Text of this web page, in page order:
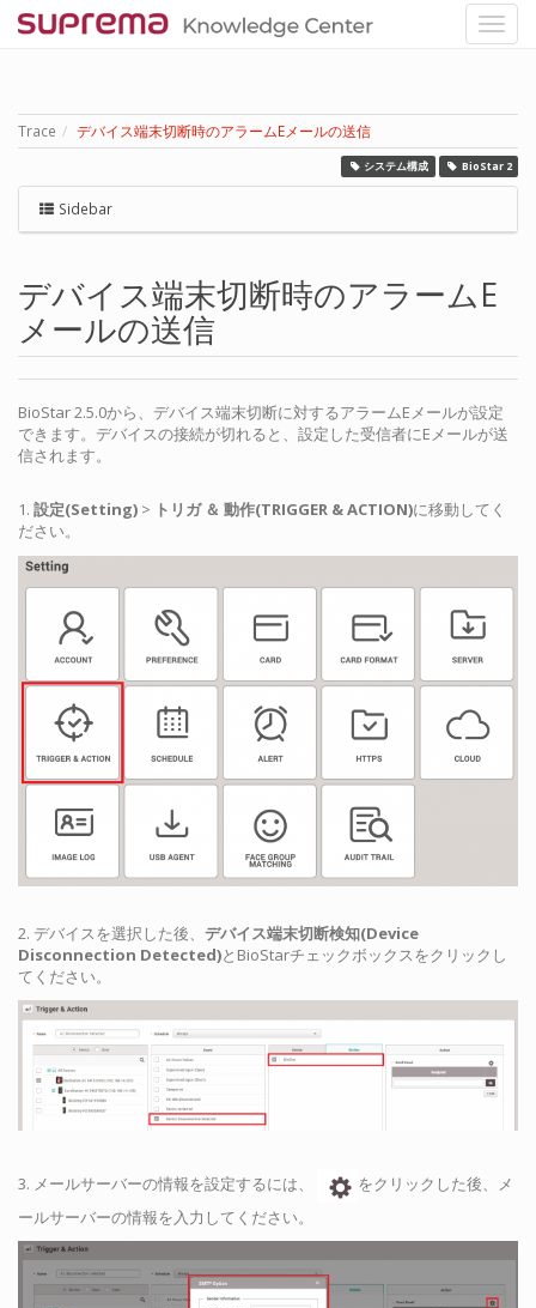
Trace デバイス端末切断時のアラームEメールの送信
システム構成 BioStar 2
Sidebar
デバイス端末切断時のアラームE
メールの送信
BioStar 2.5.0から、デバイス端末切断に対するアラームEメールが設定
できます。デバイスの接続が切れると、設定した受信者にEメールが送
信されます。
1. 設定(Setting) > トリガ ＆ 動作(TRIGGER & ACTION)に移動してく
ださい。
2. デバイスを選択した後、 デバイス端末切断検知(Device
Disconnection Detected)とBioStarチェックボックスをクリックし
てください。
3. メールサーバーの情報を設定するには、
をクリックした後、メ
ールサーバーの情報を入力してください。